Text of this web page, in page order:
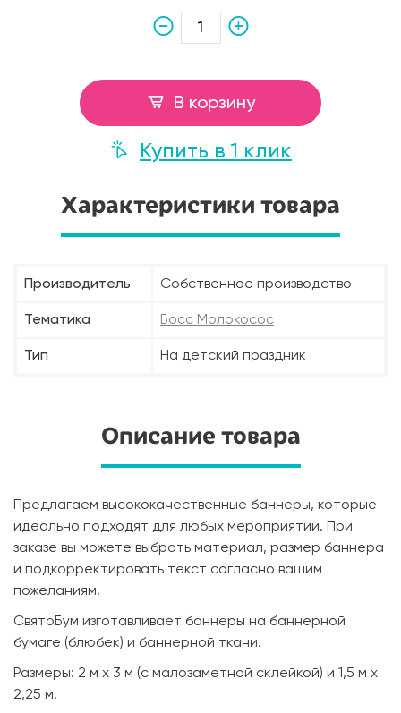
В корзину
Купить в 1 клик
Характеристики товара
Производитель Собственное производство
Тематика Босс Молокосос
Тип На детский праздник
Описание товара
Предлагаем высококачественные баннеры, которые
идеально подходят для любых мероприятий. При
заказе вы можете выбрать материал, размер баннера
и подкорректировать текст согласно вашим
пожеланиям.
СвятоБум изготавливает баннеры на баннерной
бумаге (блюбек) и баннерной ткани.
Размеры: 2 м х 3 м (с малозаметной склейкой) и 1,5 м х
2,25 м.